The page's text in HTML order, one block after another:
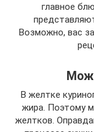
главное
Возможно, вас
В желтке
жира. Поэтому
желтков.